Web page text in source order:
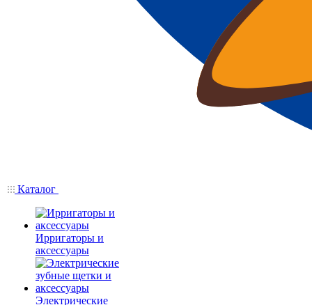
Каталог
Ирригаторы и
аксессуары
Электрические